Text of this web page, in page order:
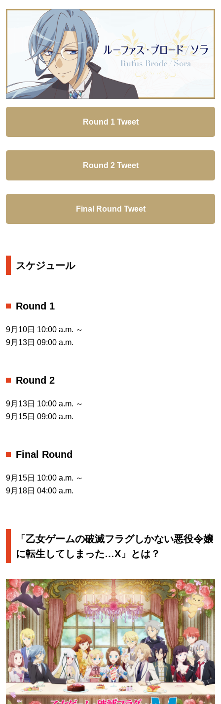
Round 1 Tweet
Round 2 Tweet
Final Round Tweet
スケジュール
Round 1
9月10日 10:00 a.m. ～
9月13日 09:00 a.m.
Round 2
9月13日 10:00 a.m. ～
9月15日 09:00 a.m.
Final Round
9月15日 10:00 a.m. ～
9月18日 04:00 a.m.
「乙女ゲームの破滅フラグしかない悪役令嬢
に転生してしまった…X」とは？